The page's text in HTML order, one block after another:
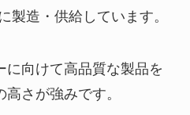
製造・供給しています。
に向けて高品質な製品を
さが強みです。